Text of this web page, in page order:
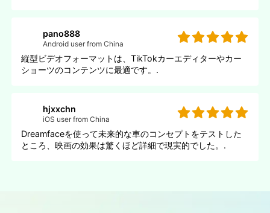
pano888
Android user from China
縦型ビデオフォーマットは、TikTokカーエディターやカー
ショーツのコンテンツに最適です。.
hjxxchn
iOS user from China
Dreamfaceを使って未来的な車のコンセプトをテストした
ところ、映画の効果は驚くほど詳細で現実的でした。.